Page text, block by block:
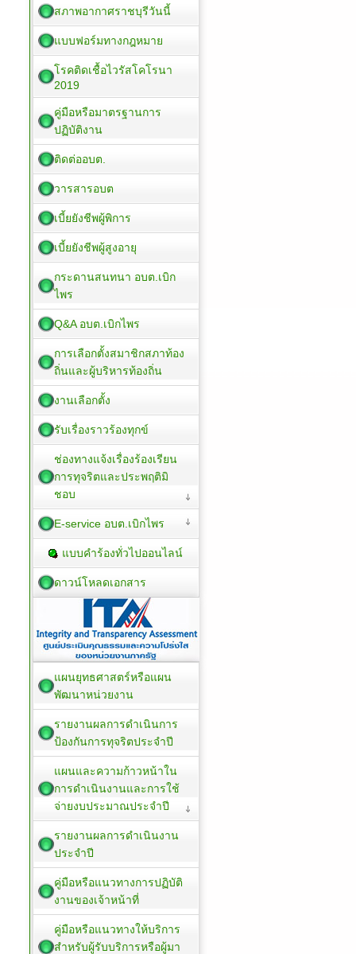
สภาพอากาศราชบุรีวันนี้
แบบฟอร์มทางกฎหมาย
โรคติดเชื้อไวรัสโคโรนา
2019
คู่มือหรือมาตรฐานการ
ปฏิบัติงาน
ติดต่ออบต.
วารสารอบต
เบี้ยยังชีพผู้พิการ
เบี้ยยังชีพผู้สูงอายุ
กระดานสนทนา อบต.เบิก
ไพร
Q&A อบต.เบิกไพร
การเลือกตั้งสมาชิกสภาท้อง
ถิ่นและผู้บริหารท้องถิ่น
งานเลือกตั้ง
รับเรื่องราวร้องทุกข์
ช่องทางแจ้งเรื่องร้องเรียน
การทุจริตและประพฤติมิ
ชอบ
E-service อบต.เบิกไพร
แบบคำร้องทั่วไปออนไลน์
ดาวน์โหลดเอกสาร
แผนยุทธศาสตร์หรือแผน
พัฒนาหน่วยงาน
รายงานผลการดำเนินการ
ป้องกันการทุจริตประจำปี
แผนและความก้าวหน้าใน
การดำเนินงานและการใช้
จ่ายงบประมาณประจำปี
รายงานผลการดำเนินงาน
ประจำปี
คู่มือหรือแนวทางการปฏิบัติ
งานของเจ้าหน้าที่
คู่มือหรือแนวทางให้บริการ
สำหรับผู้รับบริการหรือผู้มา